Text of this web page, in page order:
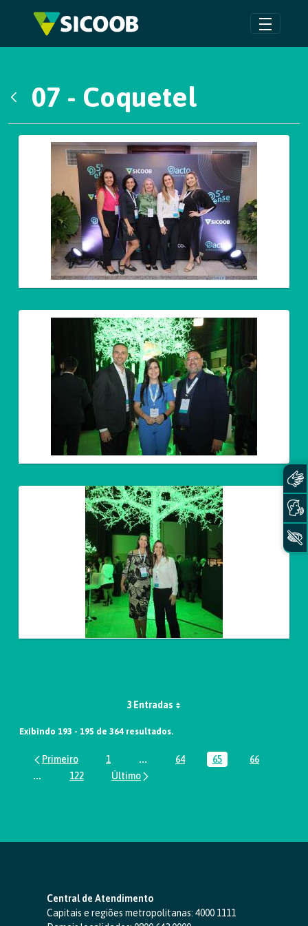
Pular para o Conteúdo principal
07 - Coquetel
Galeria de Mídias
3 Entradas
Exibindo 193 - 195 de 364 resultados.
Página
1 ...Páginas intermediárias Usar ABA
Página
64 Página
65 Página
66
...Páginas intermediárias Usar ABA para navegar.
Página
122
Central de Atendimento
Capitais e regiões metropolitanas: 4000 1111